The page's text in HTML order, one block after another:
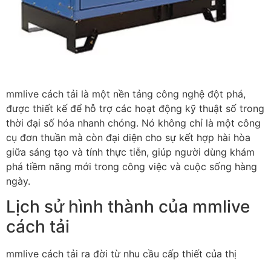
mmlive cách tải là một nền tảng công nghệ đột phá,
được thiết kế để hỗ trợ các hoạt động kỹ thuật số trong
thời đại số hóa nhanh chóng. Nó không chỉ là một công
cụ đơn thuần mà còn đại diện cho sự kết hợp hài hòa
giữa sáng tạo và tính thực tiễn, giúp người dùng khám
phá tiềm năng mới trong công việc và cuộc sống hàng
ngày.
Lịch sử hình thành của mmlive
cách tải
mmlive cách tải ra đời từ nhu cầu cấp thiết của thị